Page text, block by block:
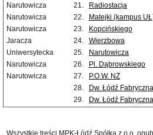
Narutowicza
21. Radiostacja
Narutowicza
22. Matejki (kampus
Narutowicza
23. Kopcińskiego
Jaracza
24. Wierzbowa
Uniwersytecka
25. Narutowicza
Narutowicza
26. Pl. Dąbrowskiego
Narutowicza
27. P.O.W. NŻ
28.
Dw. Łódź Fabryczna
29.
Dw. Łódź Fabryczna
Wszystkie treści MPK-Łódź Spółka z o.o.